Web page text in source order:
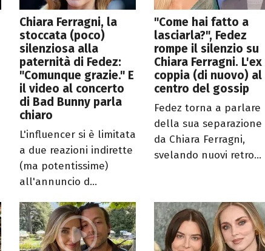
Chiara Ferragni, la
stoccata (poco)
silenziosa alla
paternità di Fedez:
"Comunque grazie." E
il video al concerto
di Bad Bunny parla
chiaro
L'influencer si è limitata
a due reazioni indirette
(ma potentissime)
all'annuncio d...
"Come hai fatto a
lasciarla?", Fedez
rompe il silenzio su
Chiara Ferragni. L'ex
coppia (di nuovo) al
centro del gossip
Fedez torna a parlare
della sua separazione
da Chiara Ferragni,
svelando nuovi retro...